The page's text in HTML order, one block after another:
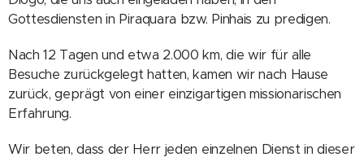
Gottesdiensten in Piraquara bzw. Pinhais zu predigen.
Nach 12 Tagen und etwa 2.000 km, die wir für alle
Besuche zurückgelegt hatten, kamen wir nach Hause
zurück, geprägt von einer einzigartigen missionarischen
Erfahrung.
Wir beten, dass der Herr jeden einzelnen Dienst in dieser